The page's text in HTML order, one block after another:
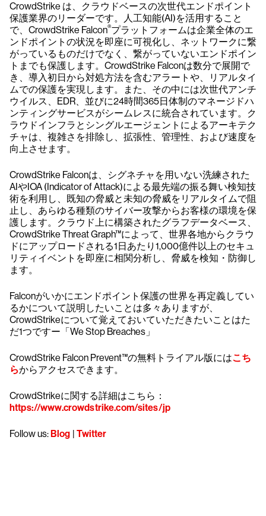
CrowdStrike は、クラウドベースの次世代エンドポイント
保護業界のリーダーです。人工知能(AI)を活用すること
で、CrowdStrike Falcon®プラットフォームは企業全体のエ
ンドポイントの状況を即座に可視化し、ネットワークに繋
がっているものだけでなく、繋がっていないエンドポイン
トまでも保護します。CrowdStrike Falconは数分で展開で
き、導入初日から対処方法を含むアラートや、リアルタイ
ムでの保護を実現します。また、その中には次世代アンチ
ウイルス、EDR、並びに24時間365日体制のマネージドハ
ンティングサービスがシームレスに統合されています。ク
ラウドインフラとシングルエージェントによるアーキテク
チャは、複雑さを排除し、拡張性、管理性、および速度を
向上させます。
CrowdStrike Falconは、シグネチャを用いない洗練された
AIやIOA (Indicator of Attack)による最先端の振る舞い検知技
術を利用し、既知の脅威と未知の脅威をリアルタイムで阻
止し、あらゆる種類のサイバー攻撃からお客様の環境を保
護します。クラウド上に構築されたグラフデータベース、
CrowdStrike Threat Graph™によって、世界各地からクラウ
ドにアップロードされる1日あたり1,000億件以上のセキュ
リティイベントを即座に相関分析し、脅威を検知・防御し
ます。
Falconがいかにエンドポイント保護の世界を再定義してい
るかについて説明したいことは多々ありますが、
CrowdStrikeについて覚えておいていただきたいことはた
だ1つですー「We Stop Breaches」
CrowdStrike Falcon Prevent™の無料トライアル版にはこち
らからアクセスできます。
CrowdStrikeに関する詳細はこちら：
https://www.crowdstrike.com/sites/jp
Follow us:Blog | Twitter